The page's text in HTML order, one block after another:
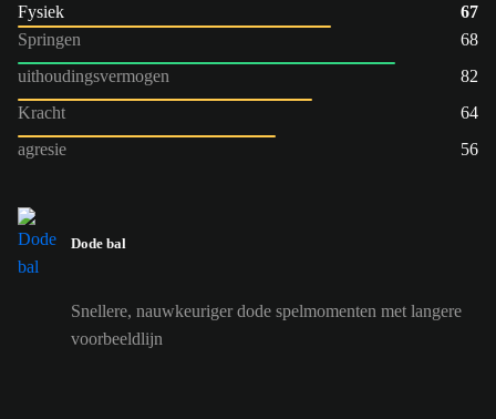
Fysiek
67
Springen
68
uithoudingsvermogen
82
Kracht
64
agresie
56
Dode bal
Snellere, nauwkeuriger dode spelmomenten met langere
voorbeeldlijn